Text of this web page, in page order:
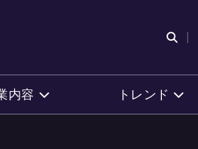
内容 トレンド